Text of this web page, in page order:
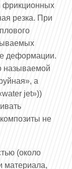
фрикционных
резка. При
деформации.
называемой
а
jet»))
не
(около
материала,